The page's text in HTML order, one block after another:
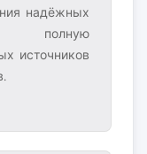
надёжных
полную
источников